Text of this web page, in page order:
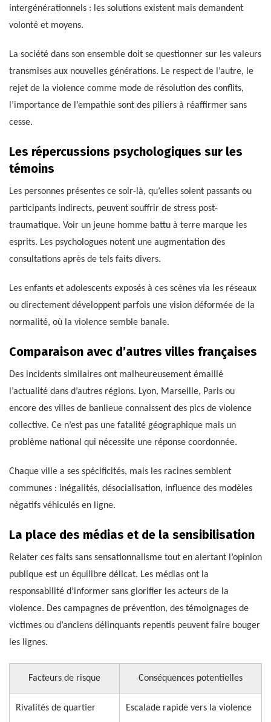
intergénérationnels : les solutions existent mais demandent
volonté et moyens.
La société dans son ensemble doit se questionner sur les valeurs
transmises aux nouvelles générations. Le respect de l’autre, le
rejet de la violence comme mode de résolution des conflits,
l’importance de l’empathie sont des piliers à réaffirmer sans
cesse.
Les répercussions psychologiques sur les
témoins
Les personnes présentes ce soir-là, qu’elles soient passants ou
participants indirects, peuvent souffrir de stress post-
traumatique. Voir un jeune homme battu à terre marque les
esprits. Les psychologues notent une augmentation des
consultations après de tels faits divers.
Les enfants et adolescents exposés à ces scènes via les réseaux
ou directement développent parfois une vision déformée de la
normalité, où la violence semble banale.
Comparaison avec d’autres villes françaises
Des incidents similaires ont malheureusement émaillé
l’actualité dans d’autres régions. Lyon, Marseille, Paris ou
encore des villes de banlieue connaissent des pics de violence
collective. Ce n’est pas une fatalité géographique mais un
problème national qui nécessite une réponse coordonnée.
Chaque ville a ses spécificités, mais les racines semblent
communes : inégalités, désocialisation, influence des modèles
négatifs véhiculés en ligne.
La place des médias et de la sensibilisation
Relater ces faits sans sensationnalisme tout en alertant l’opinion
publique est un équilibre délicat. Les médias ont la
responsabilité d’informer sans glorifier les acteurs de la
violence. Des campagnes de prévention, des témoignages de
victimes ou d’anciens délinquants repentis peuvent faire bouger
les lignes.
Facteurs de risque Conséquences potentielles
Rivalités de quartier Escalade rapide vers la violence